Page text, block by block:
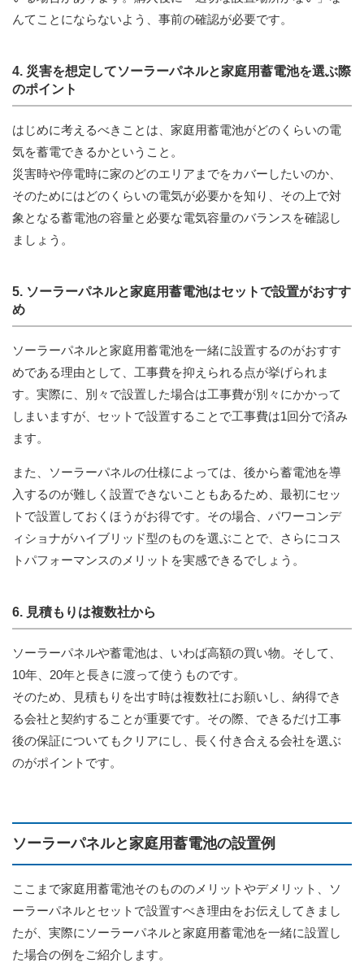
んてことにならないよう、事前の確認が必要です。
4. 災害を想定してソーラーパネルと家庭用蓄電池を選ぶ際
のポイント
はじめに考えるべきことは、家庭用蓄電池がどのくらいの電
気を蓄電できるかということ。
災害時や停電時に家のどのエリアまでをカバーしたいのか、
そのためにはどのくらいの電気が必要かを知り、その上で対
象となる蓄電池の容量と必要な電気容量のバランスを確認し
ましょう。
5. ソーラーパネルと家庭用蓄電池はセットで設置がおすす
め
ソーラーパネルと家庭用蓄電池を一緒に設置するのがおすす
めである理由として、工事費を抑えられる点が挙げられま
す。実際に、別々で設置した場合は工事費が別々にかかって
しまいますが、セットで設置することで工事費は1回分で済み
ます。
また、ソーラーパネルの仕様によっては、後から蓄電池を導
入するのが難しく設置できないこともあるため、最初にセッ
トで設置しておくほうがお得です。その場合、パワーコンデ
ィショナがハイブリッド型のものを選ぶことで、さらにコス
トパフォーマンスのメリットを実感できるでしょう。
6. 見積もりは複数社から
ソーラーパネルや蓄電池は、いわば高額の買い物。そして、
10年、20年と長きに渡って使うものです。
そのため、見積もりを出す時は複数社にお願いし、納得でき
る会社と契約することが重要です。その際、できるだけ工事
後の保証についてもクリアにし、長く付き合える会社を選ぶ
のがポイントです。
ソーラーパネルと家庭用蓄電池の設置例
ここまで家庭用蓄電池そのもののメリットやデメリット、ソ
ーラーパネルとセットで設置すべき理由をお伝えしてきまし
たが、実際にソーラーパネルと家庭用蓄電池を一緒に設置し
た場合の例をご紹介します。